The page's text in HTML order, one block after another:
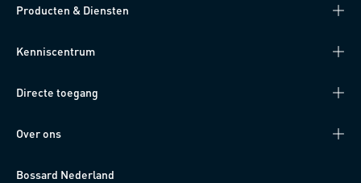
Producten & Diensten
Kenniscentrum
Directe toegang
Over ons
Bossard Nederland